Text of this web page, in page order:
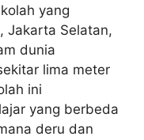
yang
Jakarta Selatan,
dunia
lima meter
ini
yang berbeda
deru dan